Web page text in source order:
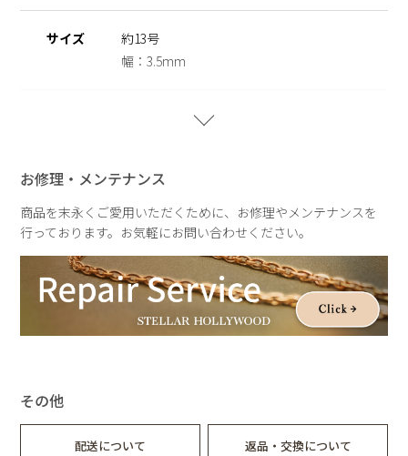
【Metal × Shiny Nuance Forme】
STELLAR HOLLYWOODの人気シリーズに、新しい輝きを添
えるコレクション。
艶やかなメタルに、小粒のキュービックジルコニアを贅沢に散
やわらかなニュアンスフォルムが光をやさしく受け止め、動く
たびに表情を変える上品な輝きに。
日常の何気ない瞬間にも、特別な時間にも。さりげない華やぎ
を添えるコレクションです。
サイズ
約13号
幅：3.5mm
お修理・メンテナンス
商品を末永くご愛用いただくために、お修理やメンテナンスを
行っております。お気軽にお問い合わせください。
その他
配送について 返品・交換について